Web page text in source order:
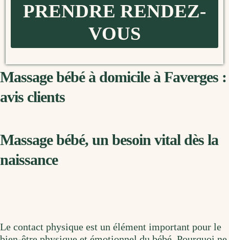
PRENDRE RENDEZ-
VOUS
Massage bébé à domicile à Faverges :
avis clients
Massage bébé, un besoin vital dès la
naissance
Le contact physique est un élément important pour le